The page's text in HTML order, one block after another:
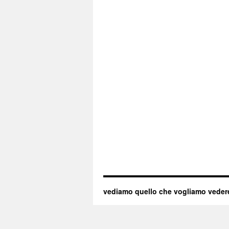
vediamo quello che vogliamo